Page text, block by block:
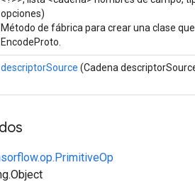
opciones)
Método de fábrica para crear una clase
EncodeProto.
descriptorSource (Cadena